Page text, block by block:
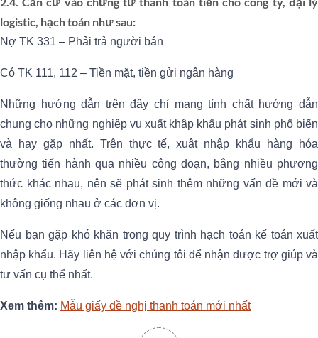
logistic, hạch toán như sau:
Nợ TK 331 – Phải trả người bán
Có TK 111, 112 – Tiền mặt, tiền gửi ngân hàng
Những hướng dẫn trên đây chỉ mang tính chất hướng dẫn
chung cho những nghiệp vụ xuất khập khẩu phát sinh phổ biến
và hay gặp nhất. Trên thực tế, xuât nhập khẩu hàng hóa
thường tiến hành qua nhiều công đoạn, bằng nhiều phương
thức khác nhau, nên sẽ phát sinh thêm những vấn đề mới và
không giống nhau ở các đơn vị.
Nếu bạn gặp khó khăn trong quy trình hạch toán kế toán xuất
nhập khẩu. Hãy liên hệ với chúng tôi để nhận được trợ giúp và
tư vấn cụ thể nhất.
Xem thêm: Mẫu giấy đề nghị thanh toán mới nhất